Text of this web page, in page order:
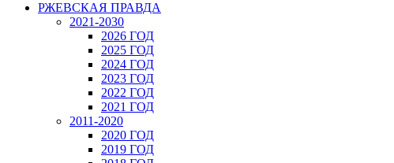
РЖЕВСКАЯ ПРАВДА
2021-2030
2026 ГОД
2025 ГОД
2024 ГОД
2023 ГОД
2022 ГОД
2021 ГОД
2011-2020
2020 ГОД
2019 ГОД